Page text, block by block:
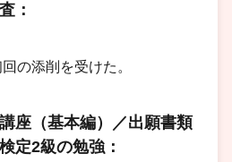
：
の添削を受けた。
座（基本編）／出願書類
定2級の勉強：